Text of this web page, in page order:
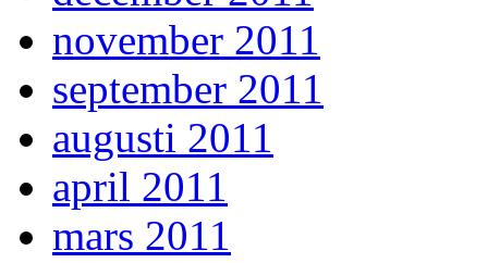
november 2011
september 2011
augusti 2011
april 2011
mars 2011